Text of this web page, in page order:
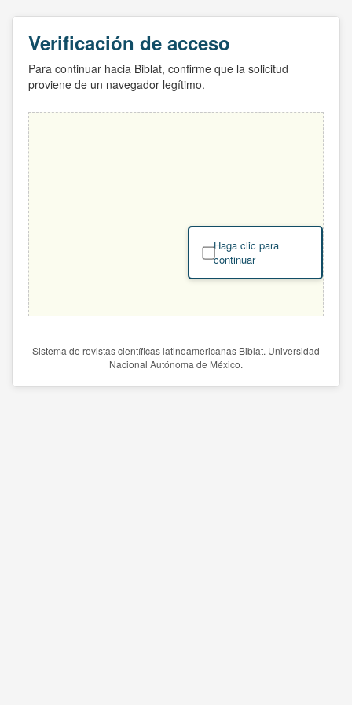
Verificación de acceso
Para continuar hacia Biblat, confirme que la solicitud
proviene de un navegador legítimo.
Haga clic para
continuar
Sistema de revistas científicas latinoamericanas Biblat. Universidad
Nacional Autónoma de México.